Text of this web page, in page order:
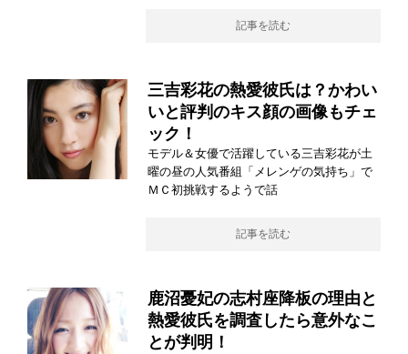
記事を読む
三吉彩花の熱愛彼氏は？かわい
いと評判のキス顔の画像もチェ
ック！
モデル＆女優で活躍している三吉彩花が土
曜の昼の人気番組「メレンゲの気持ち」で
ＭＣ初挑戦するようで話
記事を読む
鹿沼憂妃の志村座降板の理由と
熱愛彼氏を調査したら意外なこ
とが判明！